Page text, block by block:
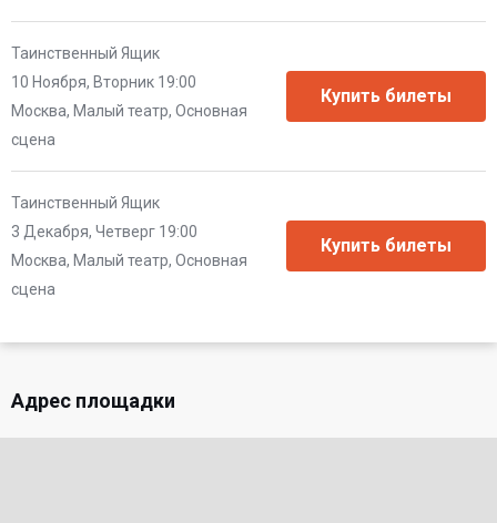
Таинственный Ящик
10 Ноября, Вторник 19:00
Москва, Малый театр, Основная
сцена
Таинственный Ящик
3 Декабря, Четверг 19:00
Москва, Малый театр, Основная
сцена
Адрес площадки